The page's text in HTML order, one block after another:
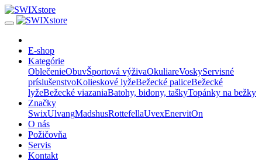
E-shop
Kategórie
OblečenieObuvŠportová výživaOkuliareVoskyServisné
príslušenstvoKolieskové lyžeBežecké paliceBežecké
lyžeBežecké viazaniaBatohy, bidony, taškyTopánky na bežky
Značky
SwixUlvangMadshusRottefellaUvexEnervitOn
O nás
Požičovňa
Servis
Kontakt